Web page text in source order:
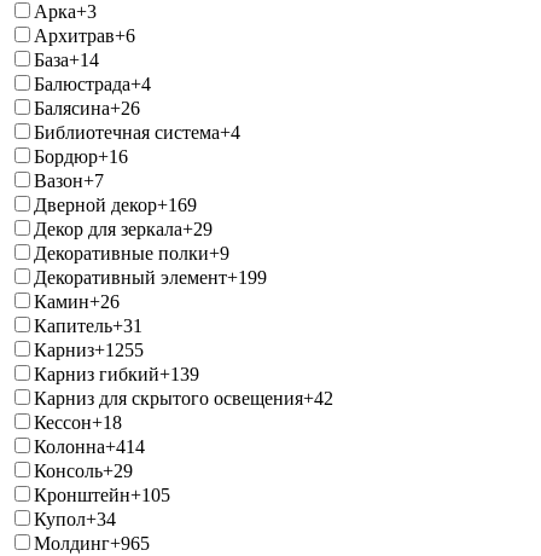
Арка+3
Архитрав+6
База+14
Балюстрада+4
Балясина+26
Библиотечная система+4
Бордюр+16
Вазон+7
Дверной декор+169
Декор для зеркала+29
Декоративные полки+9
Декоративный элемент+199
Камин+26
Капитель+31
Карниз+1255
Карниз гибкий+139
Карниз для скрытого освещения+42
Кессон+18
Колонна+414
Консоль+29
Кронштейн+105
Купол+34
Молдинг+965